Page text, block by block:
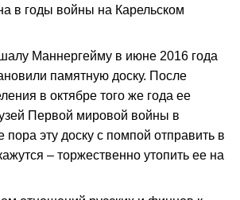
в годы войны на Карельском
Маннергейму в июне 2016 года
памятную доску. После
в октябре того же года ее
Первой мировой войны в
эту доску с помпой отправить в
– торжественно утопить ее на